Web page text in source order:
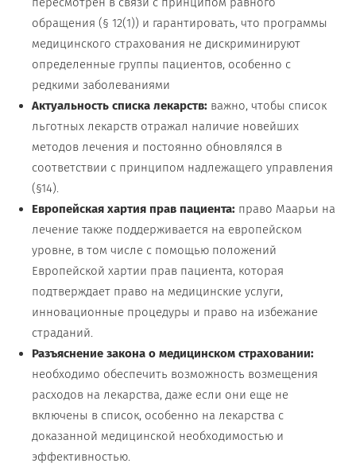
обращения (§ 12(1)) и гарантировать, что программы
медицинского страхования не дискриминируют
определенные группы пациентов, особенно с
редкими заболеваниями
Актуальность списка лекарств: важно, чтобы список
льготных лекарств отражал наличие новейших
методов лечения и постоянно обновлялся в
соответствии с принципом надлежащего управления
(§14).
Европейская хартия прав пациента: право Маарьи на
лечение также поддерживается на европейском
уровне, в том числе с помощью положений
Европейской хартии прав пациента, которая
подтверждает право на медицинские услуги,
инновационные процедуры и право на избежание
страданий.
Разъяснение закона о медицинском страховании:
необходимо обеспечить возможность возмещения
расходов на лекарства, даже если они еще не
включены в список, особенно на лекарства с
доказанной медицинской необходимостью и
эффективностью.